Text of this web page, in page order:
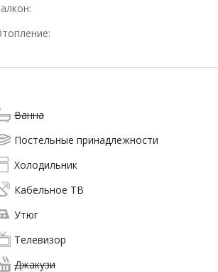
Ванна
Постельные принадлежности
Холодильник
Кабельное ТВ
Утюг
Телевизор
Джакузи